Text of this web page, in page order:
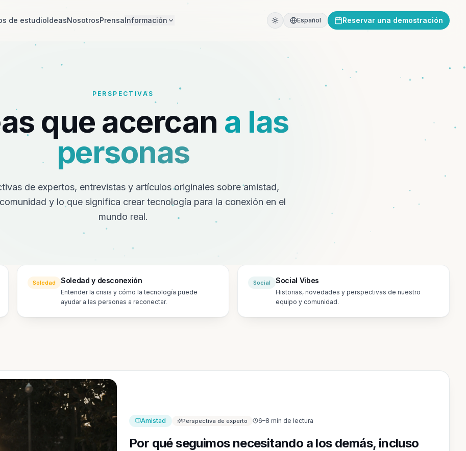
de estudioIdeasNosotrosPrensaInformación Español Reservar una demostración
PERSPECTIVAS
que acercan a las
personas
de expertos, entrevistas y artículos originales sobre amistad,
y lo que significa crear tecnología para la conexión en el
mundo real.
Soledad Soledad y desconexión
Entender la crisis y cómo la tecnología puede
ayudar a las personas a reconectar.
Social Social Vibes
Historias, novedades y perspectivas de nuestro
equipo y comunidad.
Amistad Perspectiva de experto 6–8 min de lectura
Por qué seguimos necesitando a los demás, incluso